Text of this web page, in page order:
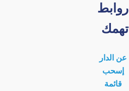
روابط
تهمك
عن الدار
إسحب
قائمة